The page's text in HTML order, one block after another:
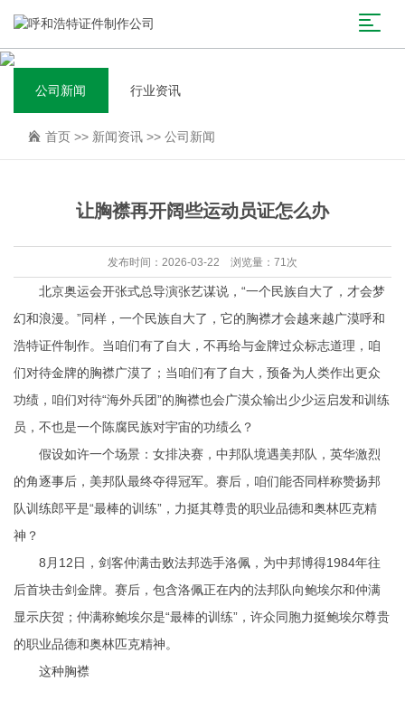
公司新闻 行业资讯
首页 >> 新闻资讯 >> 公司新闻
让胸襟再开阔些运动员证怎么办
发布时间：2026-03-22 浏览量：71次
北京奥运会开张式总导演张艺谋说，“一个民族自大了，才会梦
幻和浪漫。”同样，一个民族自大了，它的胸襟才会越来越广漠呼和
浩特证件制作。当咱们有了自大，不再给与金牌过众标志道理，咱
们对待金牌的胸襟广漠了；当咱们有了自大，预备为人类作出更众
功绩，咱们对待“海外兵团”的胸襟也会广漠众输出少少运启发和训练
员，不也是一个陈腐民族对宇宙的功绩么？
假设如许一个场景：女排决赛，中邦队境遇美邦队，英华激烈
的角逐事后，美邦队最终夺得冠军。赛后，咱们能否同样称赞扬邦
队训练郎平是“最棒的训练”，力挺其尊贵的职业品德和奥林匹克精
神？
8月12日，剑客仲满击败法邦选手洛佩，为中邦博得1984年往
后首块击剑金牌。赛后，包含洛佩正在内的法邦队向鲍埃尔和仲满
显示庆贺；仲满称鲍埃尔是“最棒的训练”，许众同胞力挺鲍埃尔尊贵
的职业品德和奥林匹克精神。
这种胸襟